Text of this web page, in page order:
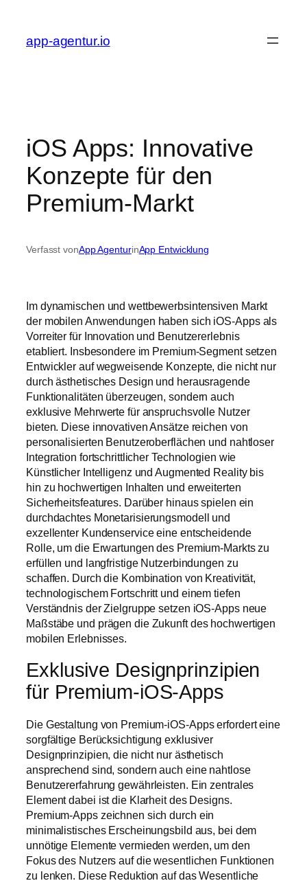
springen
app-agentur.io
iOS Apps: Innovative
Konzepte für den
Premium-Markt
Verfasst vonApp AgenturinApp Entwicklung
Im dynamischen und wettbewerbsintensiven Markt
der mobilen Anwendungen haben sich iOS-Apps als
Vorreiter für Innovation und Benutzererlebnis
etabliert. Insbesondere im Premium-Segment setzen
Entwickler auf wegweisende Konzepte, die nicht nur
durch ästhetisches Design und herausragende
Funktionalitäten überzeugen, sondern auch
exklusive Mehrwerte für anspruchsvolle Nutzer
bieten. Diese innovativen Ansätze reichen von
personalisierten Benutzeroberflächen und nahtloser
Integration fortschrittlicher Technologien wie
Künstlicher Intelligenz und Augmented Reality bis
hin zu hochwertigen Inhalten und erweiterten
Sicherheitsfeatures. Darüber hinaus spielen ein
durchdachtes Monetarisierungsmodell und
exzellenter Kundenservice eine entscheidende
Rolle, um die Erwartungen des Premium-Markts zu
erfüllen und langfristige Nutzerbindungen zu
schaffen. Durch die Kombination von Kreativität,
technologischem Fortschritt und einem tiefen
Verständnis der Zielgruppe setzen iOS-Apps neue
Maßstäbe und prägen die Zukunft des hochwertigen
mobilen Erlebnisses.
Exklusive Designprinzipien
für Premium-iOS-Apps
Die Gestaltung von Premium-iOS-Apps erfordert eine
sorgfältige Berücksichtigung exklusiver
Designprinzipien, die nicht nur ästhetisch
ansprechend sind, sondern auch eine nahtlose
Benutzererfahrung gewährleisten. Ein zentrales
Element dabei ist die Klarheit des Designs.
Premium-Apps zeichnen sich durch ein
minimalistisches Erscheinungsbild aus, bei dem
unnötige Elemente vermieden werden, um den
Fokus des Nutzers auf die wesentlichen Funktionen
zu lenken. Diese Reduktion auf das Wesentliche